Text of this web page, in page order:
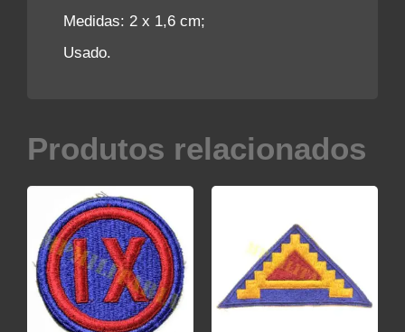
Medidas: 2 x 1,6 cm;
Usado.
Produtos relacionados